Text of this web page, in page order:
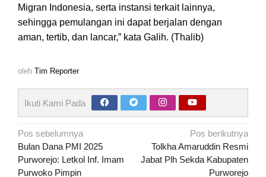
Migran Indonesia, serta instansi terkait lainnya,
sehingga pemulangan ini dapat berjalan dengan
aman, tertib, dan lancar,” kata Galih. (Thalib)
oleh Tim Reporter
Ikuti Kami Pada
Navigasi
pos
Pos sebelumnya
Bulan Dana PMI 2025
Purworejo: Letkol Inf. Imam
Purwoko Pimpin
Pos berikutnya
Tolkha Amaruddin Resmi
Jabat Plh Sekda Kabupaten
Purworejo